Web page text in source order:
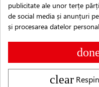
publicitate ale unor terțe
de social media și anunțuri
și procesarea datelor
clear